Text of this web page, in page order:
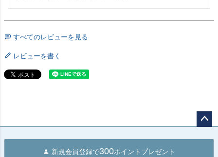
すべてのレビューを見る
レビューを書く
新規会員登録で300ポイントプレゼント